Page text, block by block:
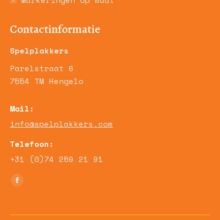
Contactinformatie
Spelplakkers
Parelstraat 6
7554 TM Hengelo
Mail:
info@spelplakkers.com
Telefoon:
+31 (0)74 259 21 91
Vind ons op:
Facebook